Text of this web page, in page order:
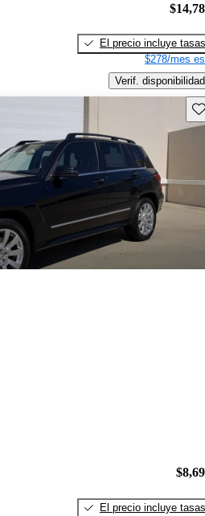
El precio incluye tasas
$278/mes
Verif. disponibilidad
El precio incluye tasas